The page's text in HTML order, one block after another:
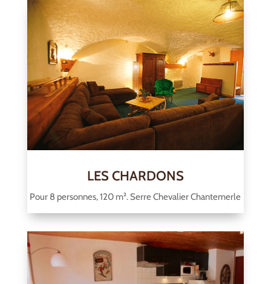
LES CHARDONS
Pour 8 personnes, 120 m². Serre Chevalier Chantemerle